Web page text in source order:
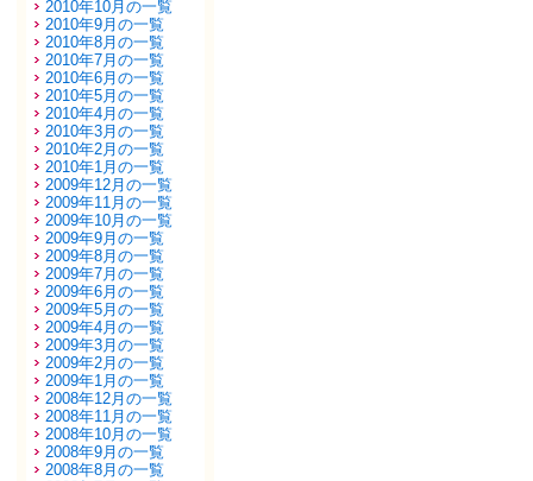
2010年10月の一覧
2010年9月の一覧
2010年8月の一覧
2010年7月の一覧
2010年6月の一覧
2010年5月の一覧
2010年4月の一覧
2010年3月の一覧
2010年2月の一覧
2010年1月の一覧
2009年12月の一覧
2009年11月の一覧
2009年10月の一覧
2009年9月の一覧
2009年8月の一覧
2009年7月の一覧
2009年6月の一覧
2009年5月の一覧
2009年4月の一覧
2009年3月の一覧
2009年2月の一覧
2009年1月の一覧
2008年12月の一覧
2008年11月の一覧
2008年10月の一覧
2008年9月の一覧
2008年8月の一覧